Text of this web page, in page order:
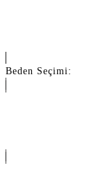
Beden Seçimi: